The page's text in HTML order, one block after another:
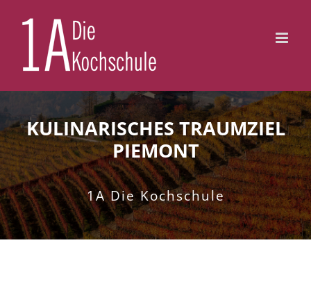
Inhalt
KULINARISCHES TRAUMZIEL
PIEMONT
1A Die Kochschule